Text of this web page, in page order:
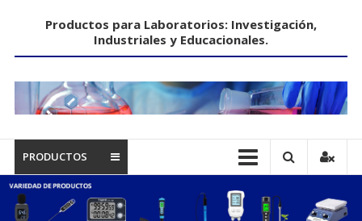
Laboratorios
Industriales
y
Educacionales.
Productos para Laboratorios: Investigación,
Industriales y Educacionales.
PRODUCTOS